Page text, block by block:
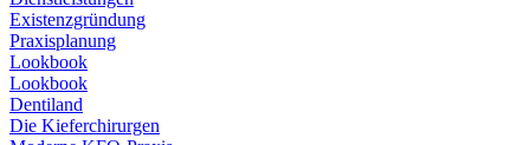
Existenzgründung
Praxisplanung
Lookbook
Lookbook
Dentiland
Die Kieferchirurgen